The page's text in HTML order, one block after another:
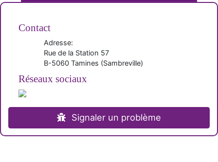
Contact
Adresse:
Rue de la Station 57
B-5060 Tamines (Sambreville)
Réseaux sociaux
Signaler un problème